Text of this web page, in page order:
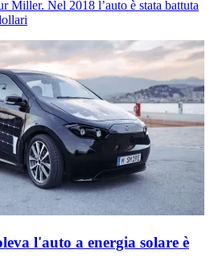
Miller. Nel 2018 l’auto è stata battuta
l'auto a energia solare è